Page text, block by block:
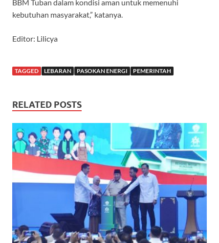
BBM Tuban dalam kondisi aman untuk memenuhi
kebutuhan masyarakat,” katanya.
Editor: Lilicya
TAGGED LEBARAN PASOKAN ENERGI PEMERINTAH
RELATED POSTS